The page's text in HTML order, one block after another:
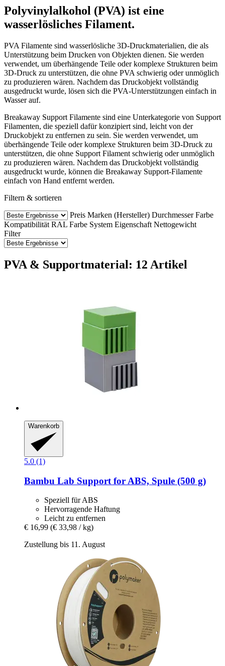
Polyvinylalkohol (PVA) ist eine
wasserlösliches Filament.
PVA Filamente sind wasserlösliche 3D-Druckmaterialien, die als
Unterstützung beim Drucken von Objekten dienen. Sie werden
verwendet, um überhängende Teile oder komplexe Strukturen beim
3D-Druck zu unterstützen, die ohne PVA schwierig oder unmöglich
zu produzieren wären. Nachdem das Druckobjekt vollständig
ausgedruckt wurde, lösen sich die PVA-Unterstützungen einfach in
Wasser auf.
Breakaway Support Filamente sind eine Unterkategorie von Support
Filamenten, die speziell dafür konzipiert sind, leicht von der
Druckobjekt zu entfernen zu sein. Sie werden verwendet, um
überhängende Teile oder komplexe Strukturen beim 3D-Druck zu
unterstützen, die ohne Support Filament schwierig oder unmöglich
zu produzieren wären. Nachdem das Druckobjekt vollständig
ausgedruckt wurde, können die Breakaway Support-Filamente
einfach von Hand entfernt werden.
Filtern & sortieren
Preis Marken (Hersteller) Durchmesser Farbe
Kompatibilität RAL Farbe System Eigenschaft Nettogewicht
Filter
PVA & Supportmaterial: 12 Artikel
Warenkorb
5.0 (1)
Bambu Lab Support for ABS, Spule (500 g)
Speziell für ABS
Hervorragende Haftung
Leicht zu entfernen
€ 16,99 (€ 33,98 / kg)
Zustellung bis 11. August